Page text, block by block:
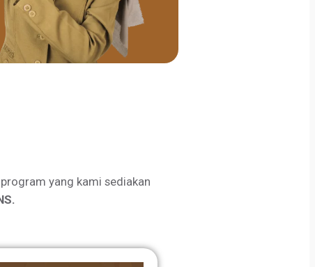
yang kami sediakan